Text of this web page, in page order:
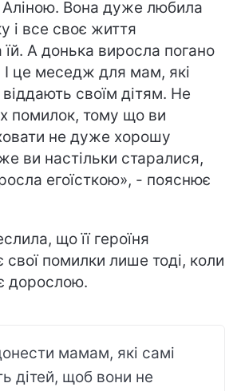
Аліною. Вона дуже любила
і все своє життя
їй. А донька виросла погано
це меседж для мам, які
своїм дітям. Не
помилок, тому що ви
не дуже хорошу
ви настільки старалися,
егоїсткою», - пояснює
що її героїня
свої помилки лише тоді, коли
дорослою.
мамам, які самі
дітей, щоб вони не